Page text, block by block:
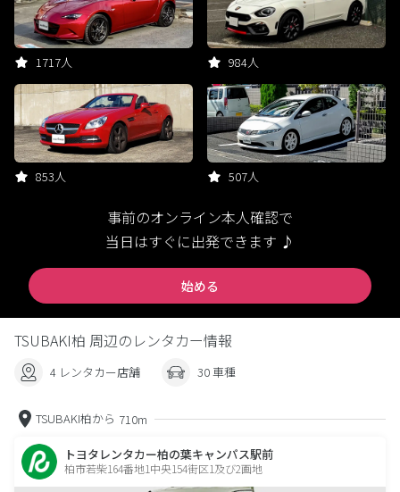
1717人 984人
853人 507人
事前のオンライン本人確認で
当日はすぐに出発できます ♪
始める
TSUBAKI柏 周辺のレンタカー情報
4 レンタカー店舗 30 車種
TSUBAKI柏から 710m
トヨタレンタカー柏の葉キャンパス駅前
柏市若柴164番地1中央154街区1及び2画地